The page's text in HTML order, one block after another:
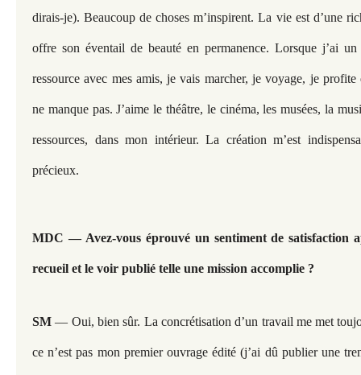
dirais-je). Beaucoup de choses m’inspirent. La vie est d’une
offre son éventail de beauté en permanence. Lorsque j’ai
ressource avec mes amis, je vais marcher, je voyage, je
ne manque pas. J’aime le théâtre, le cinéma, les musées, la
ressources, dans mon intérieur. La création m’est
précieux.
MDC — Avez-vous éprouvé un sentiment de satisfaction
recueil et le voir publié telle une mission accomplie ?
SM— Oui, bien sûr. La concrétisation d’un travail me met
ce n’est pas mon premier ouvrage édité (j’ai dû publier une